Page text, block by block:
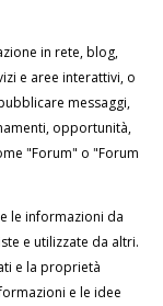
in rete, blog,
e aree interattivi, o
messaggi,
opportunità,
"Forum" o "Forum
le informazioni da
e utilizzate da altri.
e la proprietà
e le idee